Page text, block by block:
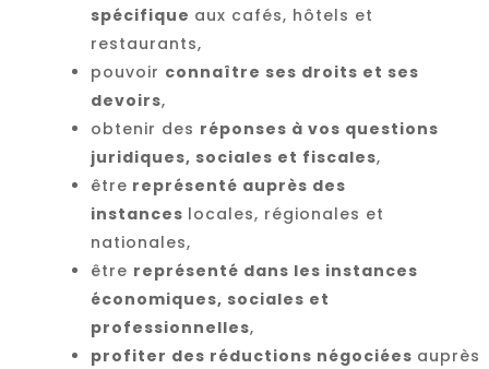
spécifique aux cafés, hôtels et
restaurants,
pouvoir connaître ses droits et ses
devoirs,
obtenir des réponses à vos questions
juridiques, sociales et fiscales,
être représenté auprès des
instances locales, régionales et
nationales,
être représenté dans les instances
économiques, sociales et
professionnelles,
profiter des réductions négociées auprès